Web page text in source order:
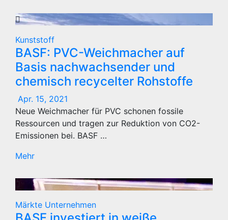
Kunststoff
BASF: PVC-Weichmacher auf
Basis nachwachsender und
chemisch recycelter Rohstoffe
Apr. 15, 2021
Neue Weichmacher für PVC schonen fossile
Ressourcen und tragen zur Reduktion von CO2-
Emissionen bei. BASF …
Mehr
Märkte Unternehmen